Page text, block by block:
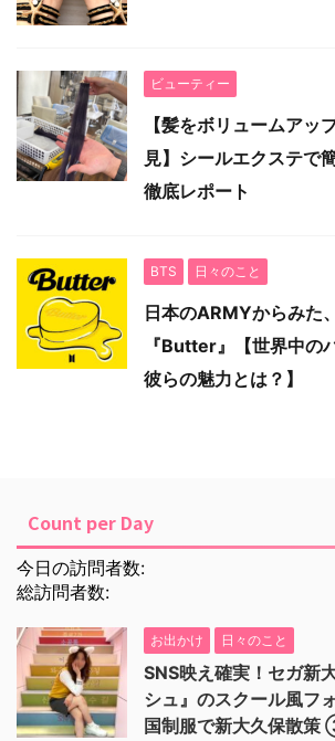
ビューティー
【髪をボリュームアッ
見】シールエクステで
徹底レポート
BTS 日々のこと
日本のARMYからみた
『Butter』【世界中の
彼らの魅力とは？】
Count per Day
今日の訪問者数:
総訪問者数:
お出かけ 日々のこと
SNS映え確実！セガ新
シュ』のスクール風フ
国制服で新大久保散策